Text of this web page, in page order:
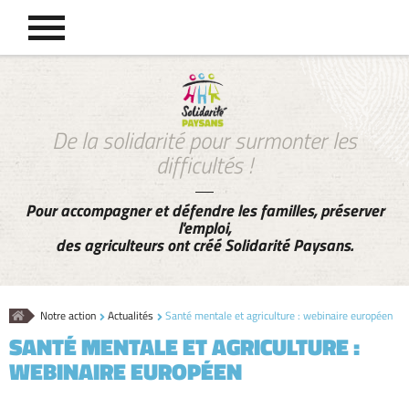
De la solidarité pour surmonter les
difficultés !
Pour accompagner et défendre les familles, préserver
l'emploi,
des agriculteurs ont créé Solidarité Paysans.
AccueilNotre action Actualités Santé mentale et agriculture : webinaire européen
SANTÉ MENTALE ET AGRICULTURE :
WEBINAIRE EUROPÉEN